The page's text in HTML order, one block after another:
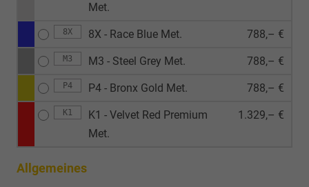
Met.
8X 8X - Race Blue Met. 788,– €
M3 M3 - Steel Grey Met. 788,– €
P4 P4 - Bronx Gold Met. 788,– €
K1
K1 - Velvet Red Premium
Met.
1.329,– €
Allgemeines